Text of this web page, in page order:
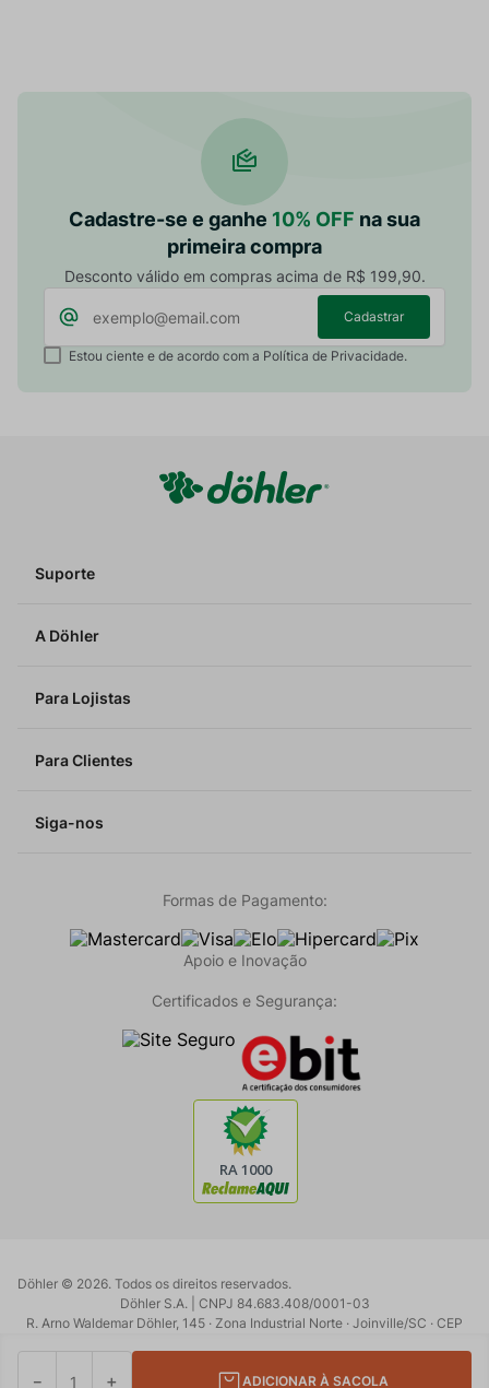
＋
－ ADICIONAR À SACOLA
Cadastre-se e ganhe 10% OFF na sua
primeira compra
Desconto válido em compras acima de R$ 199,90.
Cadastrar
Estou ciente e de acordo com a Política de Privacidade.
Suporte
A Döhler
Para Lojistas
Para Clientes
Siga-nos
Formas de Pagamento:
Apoio e Inovação
Certificados e Segurança:
Döhler © 2026. Todos os direitos reservados.
Döhler S.A. | CNPJ 84.683.408/0001-03
R. Arno Waldemar Döhler, 145 · Zona Industrial Norte · Joinville/SC · CEP